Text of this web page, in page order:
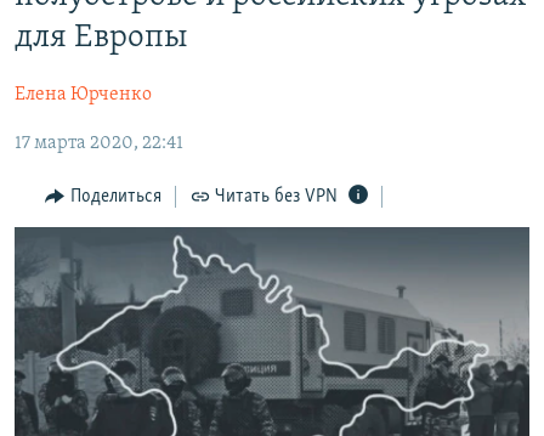
главной
Вернутся
КАРТА ВОЕННЫХ ОБЪЕКТОВ КРЫМА
ИСТОРИЯ
ИНТЕРАКТИВ
ИНФОГРАФИКА
ТЕЛЕПРОЕКТ КРЫМ.РЕАЛИИ
СОВЕТЫ ПРАВОЗАЩИТНИКОВ
ПРОПАВШИЕ БЕЗ ВЕСТИ
ПОБЕДИТЕЛЕЙ НЕ СУДЯТ?
КРЫМ.НЕПОКОРЕННЫЙ
ELIFBE
РАДІО СВОБОДА
КАК ОБОЙТИ БЛОКИРОВКУ
Qırımtatar
ПРИСОЕДИНЯЙТЕСЬ!
для Европы
Елена Юрченко
17 марта 2020, 22:41
Поделиться Читать без VPN